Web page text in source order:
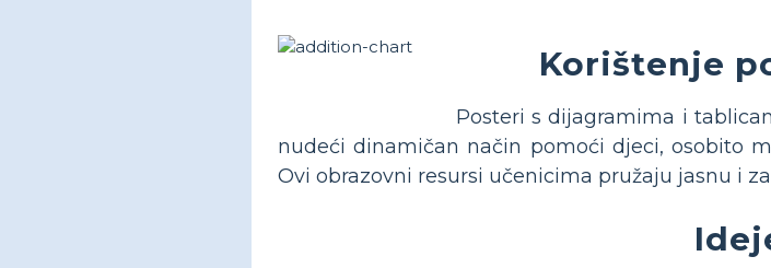
Korištenje
Posteri s dijagramima i
nudeći dinamičan način pomoći djeci, osobito
Ovi obrazovni resursi učenicima pružaju jasnu i